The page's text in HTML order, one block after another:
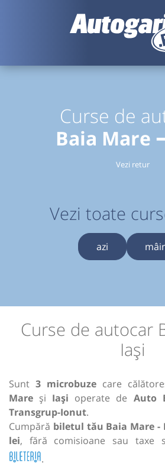
Curse de
Baia Mare
Vezi retur
Vezi toate
azi
Curse de autocar
Iași
Sunt 3 microbuze care
Mare și Iași operate de Auto
Transgrup-Ionut.
Cumpără biletul tău Baia Mare -
lei, fără comisioane sau taxe
.